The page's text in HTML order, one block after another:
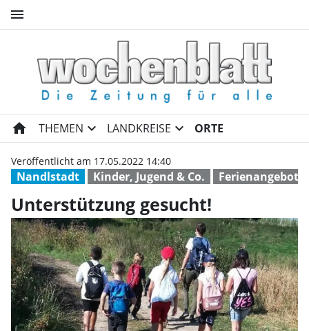
menu
Unterstützung gesucht! |
home THEMEN expand_more LANDKREISE expand_more ORTE
Nandlstadt Kinder, Jugend & Co. Ferienangebot
Veröffentlicht am 17.05.2022 14:40
Unterstützung gesucht!